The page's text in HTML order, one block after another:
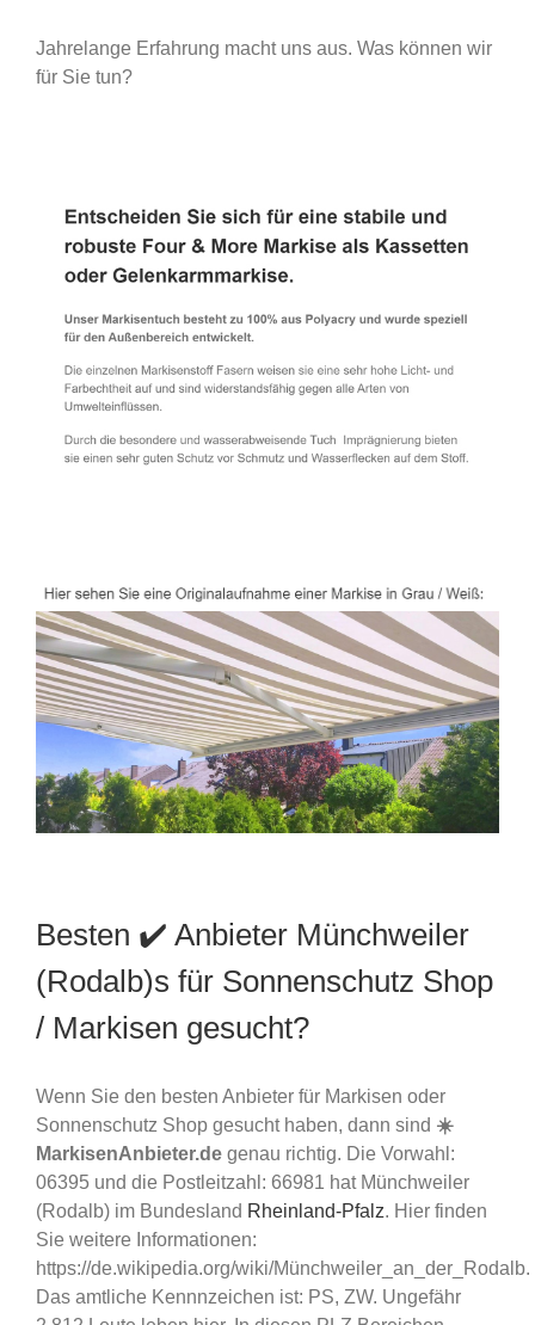
Jahrelange Erfahrung macht uns aus. Was können wir
für Sie tun?
Besten ✔️ Anbieter Münchweiler
(Rodalb)s für Sonnenschutz Shop
/ Markisen gesucht?
Wenn Sie den besten Anbieter für Markisen oder
Sonnenschutz Shop gesucht haben, dann sind ☀️
MarkisenAnbieter.de genau richtig. Die Vorwahl:
06395 und die Postleitzahl: 66981 hat Münchweiler
(Rodalb) im Bundesland Rheinland-Pfalz. Hier finden
Sie weitere Informationen:
https://de.wikipedia.org/wiki/Münchweiler_an_der_Rodalb.
Das amtliche Kennnzeichen ist: PS, ZW. Ungefähr